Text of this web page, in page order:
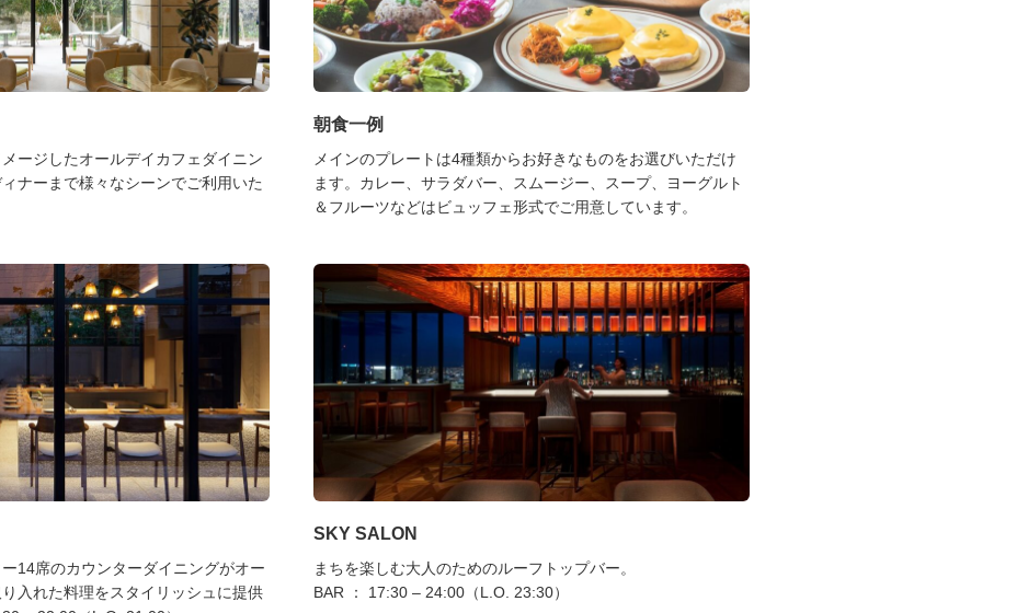
ージしたオールデイカフェダイニン
ナーまで様々なシーンでご利用いた
朝食一例
メインのプレートは4種類からお好きなものをお選びいただけ
ます。カレー、サラダバー、スムージー、スープ、ヨーグルト
＆フルーツなどはビュッフェ形式でご用意しています。
14席のカウンターダイニングがオー
入れた料理をスタイリッシュに提供
SKY SALON
まちを楽しむ大人のためのルーフトップバー。
BAR ： 17:30 ‒ 24:00（L.O. 23:30）